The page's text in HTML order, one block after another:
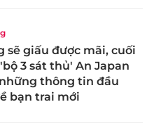
sẽ giấu được mãi, cuối
3 sát thủ' An Japan
thông tin đầu
bạn trai mới